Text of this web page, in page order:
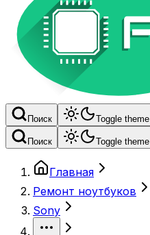
Поиск Toggle theme
Поиск Toggle theme
Главная
Ремонт ноутбуков
Sony